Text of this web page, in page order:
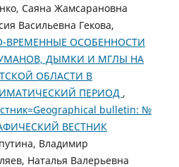
Саяна Жамсарановна
Васильевна Гекова,
ВРЕМЕННЫЕ ОСОБЕННОСТИ
ДЫМКИ И МГЛЫ НА
ОБЛАСТИ В
ПЕРИОД ,
bulletin: №
ВЕСТНИК
Владимир
Наталья Валерьевна